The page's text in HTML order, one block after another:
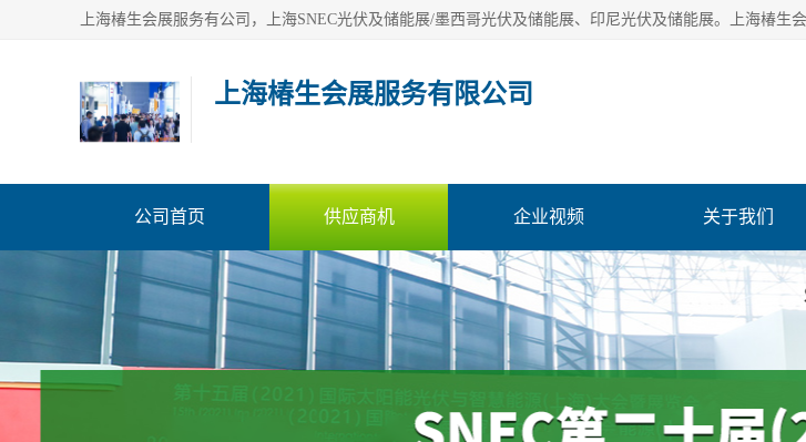
上海椿生会展服务有限公司
公司首页 供应商机 企业视频 关于我们